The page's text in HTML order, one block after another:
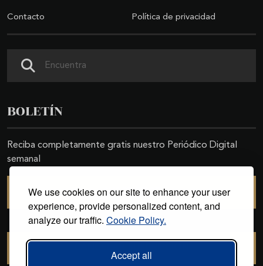
We use cookies on our site to enhance your user
experience, provide personalized content, and
analyze our traffic. Cookie Policy.
Accept all
Contacto Política de privacidad
BOLETÍN
Reciba completamente gratis nuestro Periódico Digital
semanal
SUSCRIBIRSE